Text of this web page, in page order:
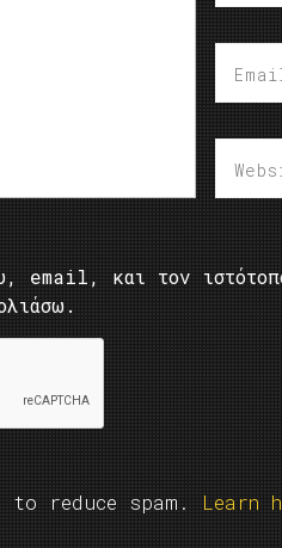
email, και τον
reduce spam. Learn